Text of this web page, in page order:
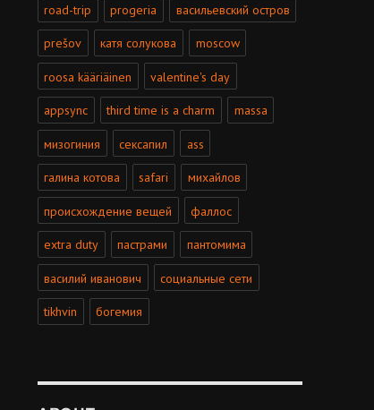
road-trip progeria васильевский остров
prešov катя солукова moscow
roosa kääriäinen valentine's day
appsync third time is a charm massa
мизогиния сексапил ass
галина котова safari михайлов
происхождение вещей фаллос
extra duty пастрами пантомима
василий иванович социальные сети
tikhvin богемия